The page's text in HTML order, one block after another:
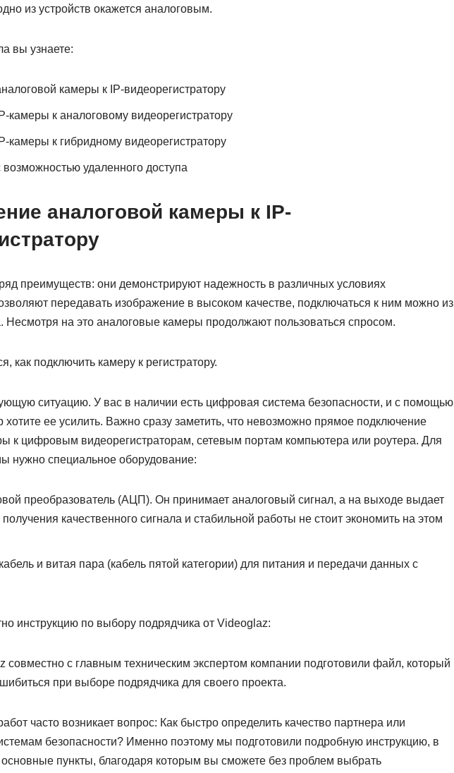
из устройств окажется аналоговым.
вы узнаете:
камеры к IP-видеорегистратору
камеры к аналоговому видеорегистратору
камеры к гибридному видеорегистратору
удаленного доступа
аналоговой камеры к IP-
преимуществ: они демонстрируют надежность в различных условиях
передавать изображение в высоком качестве, подключаться к ним можно из
Несмотря на это аналоговые камеры продолжают пользоваться спросом.
как подключить камеру к регистратору.
ситуацию. У вас в наличии есть цифровая система безопасности, и с помощью
хотите ее усилить. Важно сразу заметить, что невозможно прямое подключение
к цифровым видеорегистраторам, сетевым портам компьютера или роутера. Для
нужно специальное оборудование:
преобразователь (АЦП). Он принимает аналоговый сигнал, а на выходе выдает
качественного сигнала и стабильной работы не стоит экономить на этом
и витая пара (кабель пятой категории) для питания и передачи данных с
инструкцию по выбору подрядчика от Videoglaz:
совместно с главным техническим экспертом компании подготовили файл, который
при выборе подрядчика для своего проекта.
часто возникает вопрос: Как быстро определить качество партнера или
безопасности? Именно поэтому мы подготовили подробную инструкцию, в
основные пункты, благодаря которым вы сможете без проблем выбрать